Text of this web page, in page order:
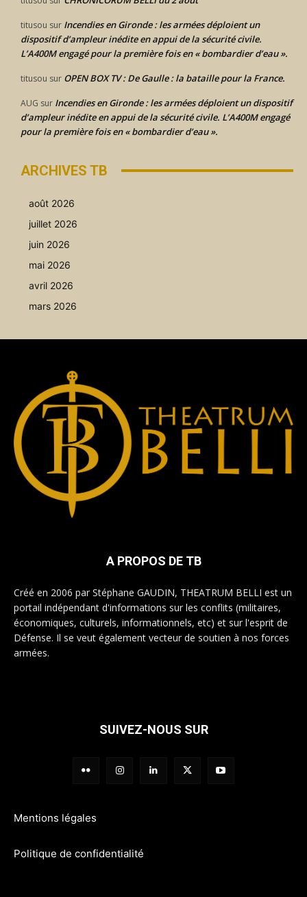
titusou sur Incendies en Gironde : les armées déploient un
dispositif d’ampleur inédite en appui de la sécurité civile.
L’A400M engagé pour la première fois en « bombardier d’eau ».
titusou sur OPEN BOX TV : De Gaulle : la bataille pour la France.
AUG sur Incendies en Gironde : les armées déploient un dispositif
d’ampleur inédite en appui de la sécurité civile. L’A400M engagé
pour la première fois en « bombardier d’eau ».
ARCHIVES TB
août 2026
juillet 2026
juin 2026
mai 2026
avril 2026
mars 2026
A PROPOS DE TB
Créé en 2006 par Stéphane GAUDIN, THEATRUM BELLI est un
portail indépendant d'informations sur les conflits (militaires,
économiques, culturels, informationnels, etc) et sur l'esprit de
Défense. Il se veut également vecteur de soutien à nos forces
armées.
SUIVEZ-NOUS SUR
Mentions légales
Politique de confidentialité